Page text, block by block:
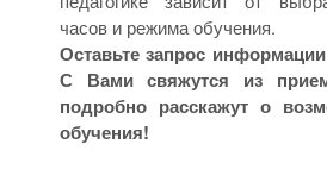
часов и режима обучения.
Оставьте запрос
С Вами свяжутся из
подробно расскажут о
обучения!